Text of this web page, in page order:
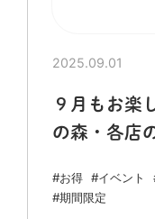
2025.09.01
９月もお楽
の森・各店
#お得 #イベント
#期間限定